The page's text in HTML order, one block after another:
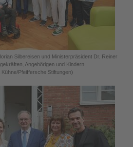
Silbereisen und Ministerpräsident Dr. Reiner
Angehörigen und Kindern.
Pfeiffersche Stiftungen)